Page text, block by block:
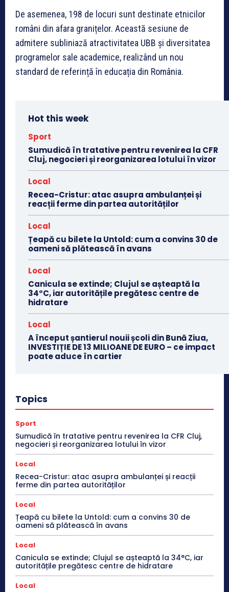
De asemenea, 198 de locuri sunt destinate etnicilor
români din afara granițelor. Această sesiune de
admitere subliniază atractivitatea UBB și diversitatea
programelor sale academice, realizând un nou
standard de referință în educația din România.
Hot this week
Sport
Sumudică în tratative pentru revenirea la CFR
Cluj, negocieri și reorganizarea lotului în vizor
Local
Recea-Cristur: atac asupra ambulanței și
reacții ferme din partea autorităților
Local
Țeapă cu bilete la Untold: cum a convins 30 de
oameni să plătească în avans
Local
Canicula se extinde; Clujul se așteaptă la
34°C, iar autoritățile pregătesc centre de
hidratare
Local
A început șantierul nouii școli din Bună Ziua,
INVESTIȚIE DE 13 MILIOANE DE EURO – ce impact
poate aduce în cartier
Topics
Sport
Sumudică în tratative pentru revenirea la CFR Cluj,
negocieri și reorganizarea lotului în vizor
Local
Recea-Cristur: atac asupra ambulanței și reacții
ferme din partea autorităților
Local
Țeapă cu bilete la Untold: cum a convins 30 de
oameni să plătească în avans
Local
Canicula se extinde; Clujul se așteaptă la 34°C, iar
autoritățile pregătesc centre de hidratare
Local